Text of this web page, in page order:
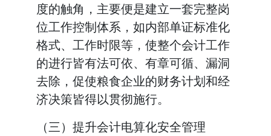
度的触角，主要便是建立一套完整岗
位工作控制体系，如内部单证标准化
格式、工作时限等，使整个会计工作
的进行皆有法可依、有章可循、漏洞
去除，促使粮食企业的财务计划和经
济决策皆得以贯彻施行。
（三）提升会计电算化安全管理